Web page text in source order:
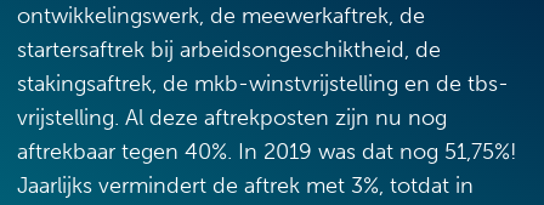
ontwikkelingswerk, de meewerkaftrek, de
startersaftrek bij arbeidsongeschiktheid, de
stakingsaftrek, de mkb-winstvrijstelling en de tbs-
vrijstelling. Al deze aftrekposten zijn nu nog
aftrekbaar tegen 40%. In 2019 was dat nog 51,75%!
Jaarlijks vermindert de aftrek met 3%, totdat in